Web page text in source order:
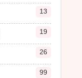
13
19
26
99